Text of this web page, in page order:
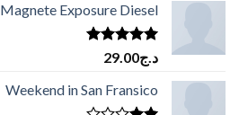
Magnete Exposure Diesel
تم التقييم
5.00
د.ج29.00
Weekend in San Fransico